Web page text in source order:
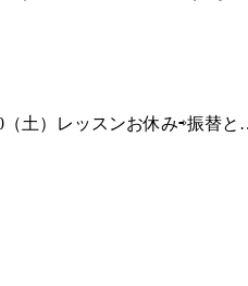
（土）レッスンお休み⇨振替